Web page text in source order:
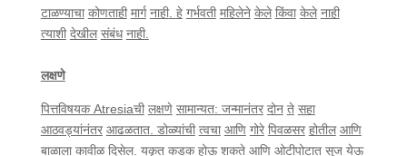
टाळण्याचा कोणताही मार्ग नाही. हे गर्भवती महिलेने केले किंवा केले नाही
त्याशी देखील संबंध नाही.
लक्षणे
पित्तविषयकAtresiaची लक्षणे सामान्यत: जन्मानंतर दोन ते सहा
आठवड्यांनंतर आढळतात. डोळ्यांची त्वचा आणि गोरे पिवळसर होतील आणि
बाळाला कावीळ दिसेल. यकृत कडक होऊ शकते आणि ओटीपोटात सूज येऊ